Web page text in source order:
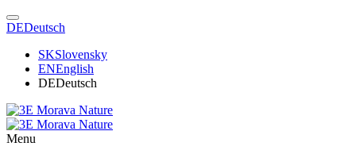
DEDeutsch
SKSlovensky
ENEnglish
DEDeutsch
Menu